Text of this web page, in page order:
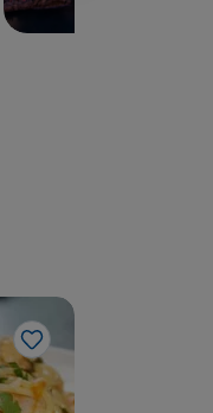
Like